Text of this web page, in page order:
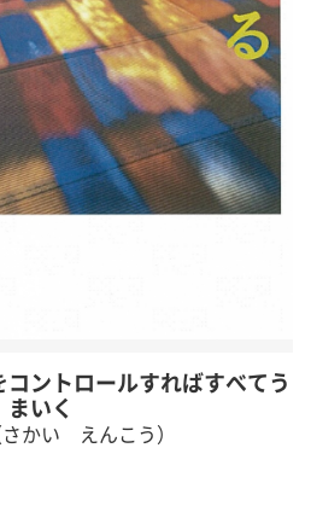
ントロールすればすべてう
まいく
かい えんこう）